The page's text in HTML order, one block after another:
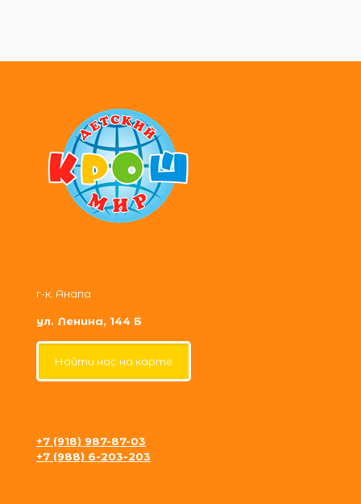
г-к. Анапа
ул. Ленина, 144 Б
Найти нас на карте
+7 (918) 987-87-03
+7 (988) 6-203-203